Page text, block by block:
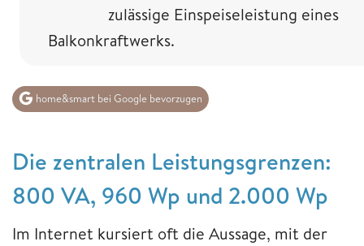
zulässige Einspeiseleistung eines
Balkonkraftwerks.
home&smart bei Google bevorzugen
Die zentralen Leistungsgrenzen:
800 VA, 960 Wp und 2.000 Wp
Im Internet kursiert oft die Aussage, mit der